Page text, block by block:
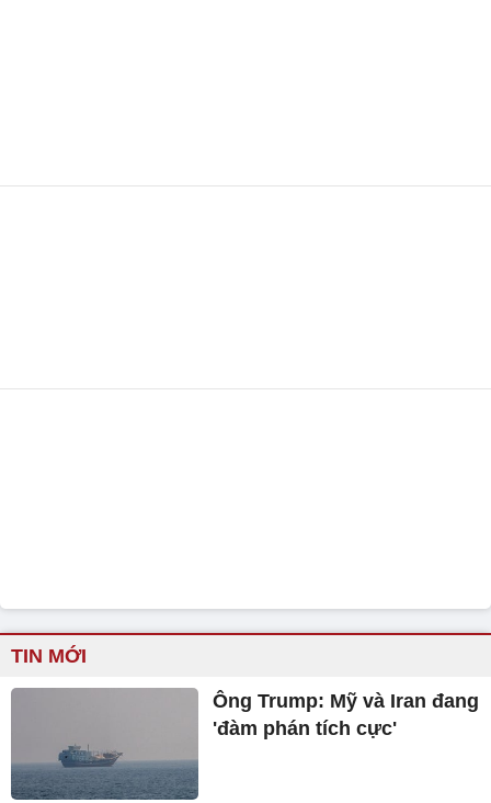
TIN MỚI
Ông Trump: Mỹ và Iran đang
'đàm phán tích cực'